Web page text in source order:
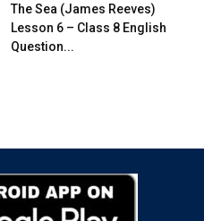
The Sea (James Reeves)
Lesson 6 – Class 8 English
Question...